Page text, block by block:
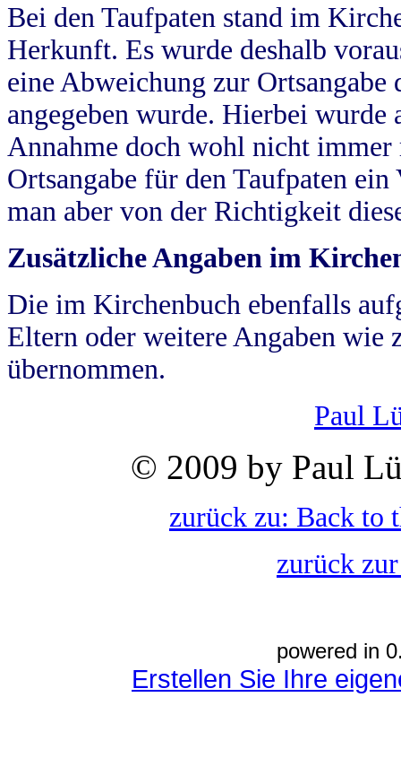
Bei den Taufpaten stand im
Herkunft. Es wurde deshalb
eine Abweichung zur
angegeben wurde. Hierbei wurde
Annahme doch wohl nicht
Ortsangabe für den Taufpaten
man aber von der Richtigkeit
Zusätzliche Angaben im
Die im Kirchenbuch ebenfalls
Eltern oder weitere Angaben wie
übernommen.
Paul
© 2009 by Paul
zurück zu: Back to
zurück
powered in
Erstellen Sie Ihre